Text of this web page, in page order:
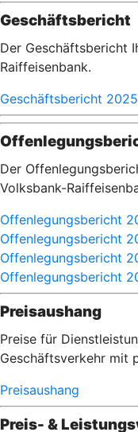
Geschäftsbericht
Der Geschäftsbericht
Raiffeisenbank.
Geschäftsbericht 2025
Der
Volksbank-
Offenlegungsbericht
Offenlegungsbericht
Offenlegungsbericht
Offenlegungsbericht
Preisaushang
Preise für
Geschäftsverkehr mit
Preisaushang
Preis- &